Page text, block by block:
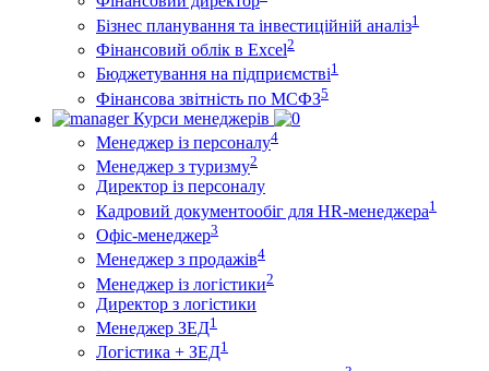
Бізнес планування та інвестиційній аналіз1
Фінансовий облiк в Excel2
Бюджетування на підприємстві1
Фінансова звітність по МСФЗ5
Курси менеджерів
Менеджер із персоналу4
Менеджер з туризму2
Директор iз персоналу
Кадровий документообіг для HR-менеджера1
Офіс-менеджер3
Менеджер з продажів4
Менеджер із логістики2
Директор з логістики
Менеджер ЗEД1
Логістика + ЗЕД1